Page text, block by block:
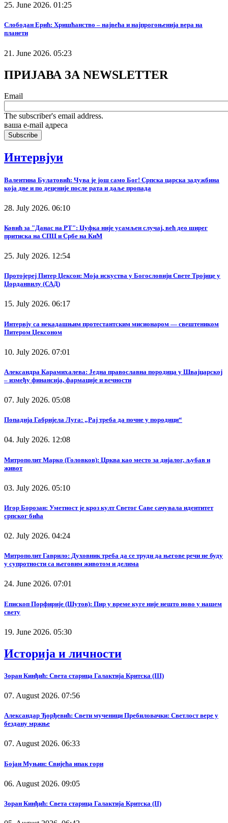
25. June 2026. 01:25
Слободан Ерић: Хришћанство – највећа и најпрогоњенија вера на
планети
21. June 2026. 05:23
ПРИЈАВА ЗА NEWSLETTER
Email
The subscriber's email address.
ваша е-mail адреса
Интервјуи
Валентина Булатовић: Чува је још само Бог! Српска царска задужбина
која две и по деценије после рата и даље пропада
28. July 2026. 06:10
Ковић за "Данас на РТ": Џуфка није усамљен случај, већ део ширег
притиска на СПЦ и Србе на КиМ
25. July 2026. 12:54
Протојереј Питер Џексон: Моја искуства у Богословији Свете Тројице у
Џорданвилу (САД)
15. July 2026. 06:17
Интервју са некадашњим протестантским мисионаром — свештеником
Питером Џексоном
10. July 2026. 07:01
Александра Карамихалева: Једна православна породица у Швајцарској
– између финансија, фармације и вечности
07. July 2026. 05:08
Попадија Габријела Луга: „Рај треба да почне у породици“
04. July 2026. 12:08
Митрополит Марко (Головков): Црква као место за дијалог, љубав и
живот
03. July 2026. 05:10
Игор Борозан: Уметност је кроз култ Светог Саве сачувала идентитет
српског бића
02. July 2026. 04:24
Митрополит Гаврило: Духовник треба да се труди да његове речи не буду
у супротности са његовим животом и делима
24. June 2026. 07:01
Епископ Порфирије (Шутов): Пир у време куге није нешто ново у нашем
свету
19. June 2026. 05:30
Историја и личности
Зоран Кинђић: Света старица Галактија Критска (III)
07. August 2026. 07:56
Александар Ђорђевић: Свети мученици Пребиловачки: Светлост вере у
бездану мржње
07. August 2026. 06:33
Бојан Муњин: Свијећа ипак гори
06. August 2026. 09:05
Зоран Кинђић: Света старица Галактија Критска (II)